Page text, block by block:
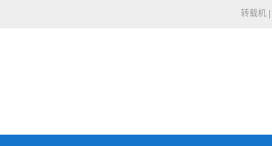
转载机